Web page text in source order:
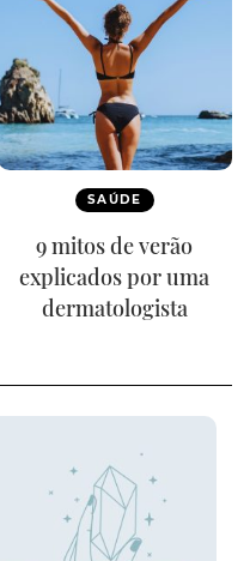
SAÚDE
9 mitos de verão
explicados por uma
dermatologista